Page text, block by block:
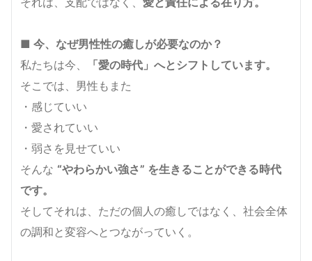
■ 今、なぜ男性性の癒しが必要なのか？
私たちは今、
「愛の時代」へとシフトしています。
そこでは、男性もまた
・感じていい
・愛されていい
・弱さを見せていい
そんな “やわらかい強さ” を生きることができる時代
です。
そしてそれは、ただの個人の癒しではなく、社会全体
の調和と変容へとつながっていく。